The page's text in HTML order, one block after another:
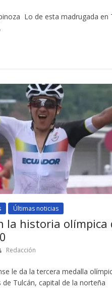
Lo de esta madrugada
Últimas noticias
la historia olímpica
Redacción
le da la tercera medalla
de Tulcán, capital de la norteña